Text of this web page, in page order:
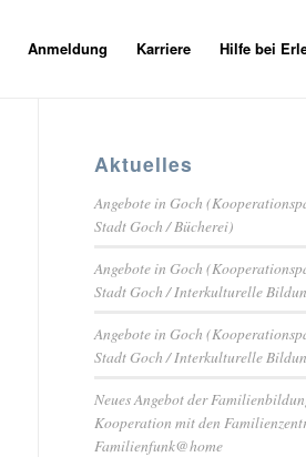
Anmeldung Karriere Hilfe bei
Aktuelles
Angebote in Goch
Stadt Goch / Bücherei)
Angebote in Goch
Stadt Goch / Interkulturelle
Angebote in Goch
Stadt Goch / Interkulturelle
Neues Angebot der
Kooperation mit den
Familienfunk@home